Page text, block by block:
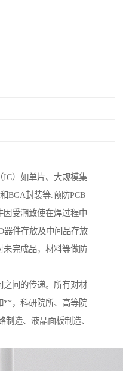
IC）如单片、大规模集
BGA封装等.预防PCB
因受潮致使在焊过程中
器件存放及中间品存放
未完成品，材料等做防
之间的传递。所有对材
**，科研院所、高等院
造、液晶面板制造、